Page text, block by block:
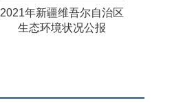
2021年新疆维吾尔自治区
生态环境状况公报